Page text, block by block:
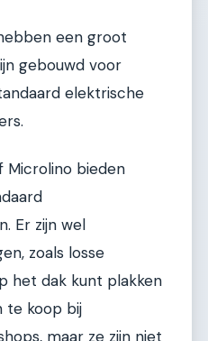
een groot
gebouwd voor
elektrische
Microlino bieden
Er zijn wel
zoals losse
het dak kunt plakken
te koop bij
maar ze zijn niet